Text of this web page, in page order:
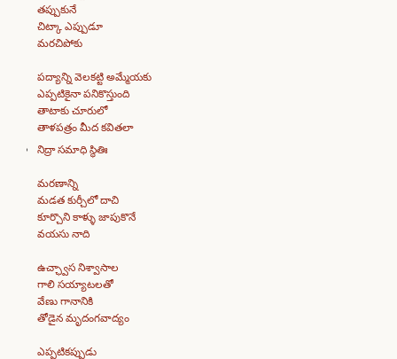
తప్పుకునే
చిట్కా ఎప్పుడూ
మరచిపోకు
పద్యాన్ని వెలకట్టి అమ్మేయకు
ఎప్పటికైనా పనికొస్తుంది
తాటాకు చూరులో
తాళపత్రం మీద కవితలా
నిద్రా సమాధి స్థితిః
మరణాన్ని
మడత కుర్చీలో దాచి
కూర్చొని కాళ్ళు జాపుకొనే
వయసు నాది
ఉచ్ఛ్వాస నిశ్వాసాల
గాలి సయ్యాటలతో
వేణు గానానికి
తోడైన మృదంగవాద్యం
ఎప్పటికప్పుడు